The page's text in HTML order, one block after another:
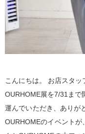
こんにちは。 お店スタッ
OURHOME展を7/31まで
運んでいただき、ありが
OURHOMEのイベントが